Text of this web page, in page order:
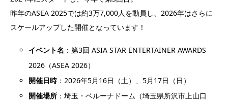
昨年のASEA 2025では約3万7,000人を動員し、2026年はさらに
スケールアップした開催となっています！
イベント名 ：第3回 ASIA STAR ENTERTAINER AWARDS
2026（ASEA 2026）
開催日時：2026年5月16日（土）、5月17日（日）
開催場所 ：埼玉・ベルーナドーム（埼玉県所沢市上山口